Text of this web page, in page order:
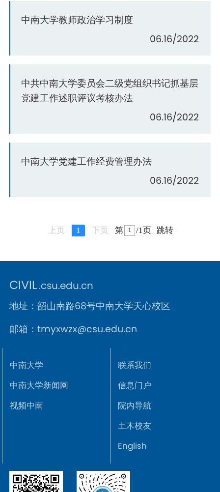
中南大学教师政治学习制度
06.16/2022
中共中南大学委员会二级党组织书记抓基层
党建工作述职评议考核办法
06.16/2022
中南大学党建工作经费管理办法
06.16/2022
上页 1 下页 第 /1页 跳转
CIVIL.csu.edu.cn
地址：韶山南路68号中南大学天心校区
邮箱：tmyxwzx@csu.edu.cn
中南大学
中南大学新闻网
视频中南
联系我们
信息门户
院内导航
土木校友
English